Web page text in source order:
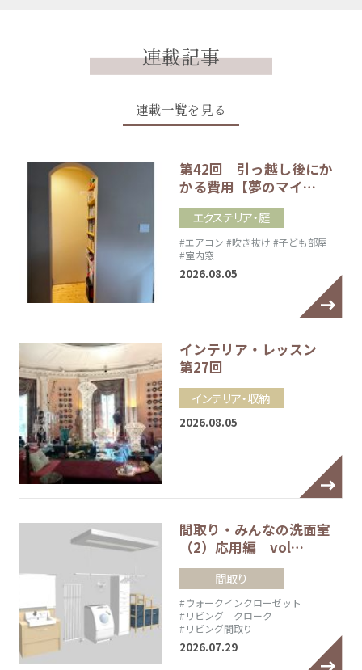
連載記事
連載一覧を見る
第42回 引っ越し後にか
かる費用【夢のマイ…
エクステリア・庭
#エアコン #吹き抜け #子ども部屋
#室内窓
2026.08.05
インテリア・レッスン
第27回
インテリア・収納
2026.08.05
間取り・みんなの洗面室
（2）応用編 vol…
間取り
#ウォークインクローゼット
#リビング クローク
#リビング間取り
2026.07.29